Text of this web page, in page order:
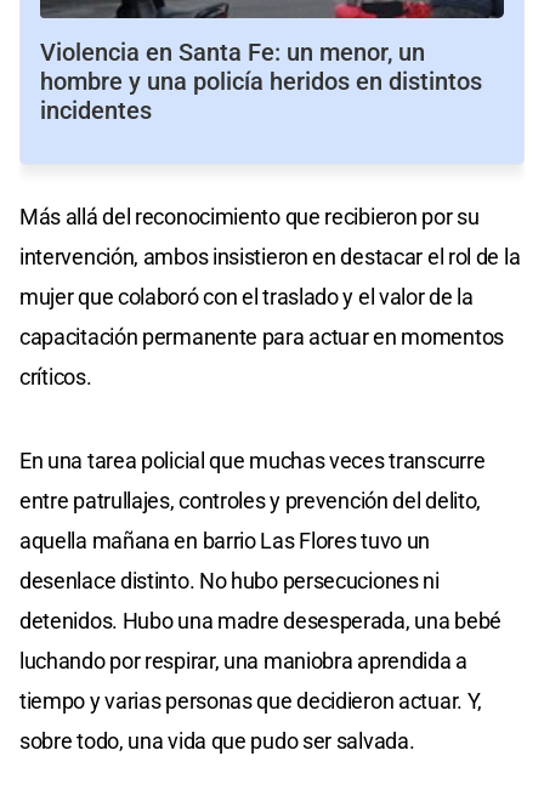
Violencia en Santa Fe: un menor, un
hombre y una policía heridos en distintos
incidentes
Más allá del reconocimiento que recibieron por su
intervención, ambos insistieron en destacar el rol de la
mujer que colaboró con el traslado y el valor de la
capacitación permanente para actuar en momentos
críticos.
En una tarea policial que muchas veces transcurre
entre patrullajes, controles y prevención del delito,
aquella mañana en barrio Las Flores tuvo un
desenlace distinto. No hubo persecuciones ni
detenidos. Hubo una madre desesperada, una bebé
luchando por respirar, una maniobra aprendida a
tiempo y varias personas que decidieron actuar. Y,
sobre todo, una vida que pudo ser salvada.